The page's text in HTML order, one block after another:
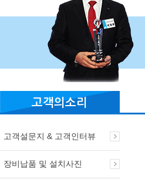
고객의소리
고객설문지 & 고객인터뷰
장비납품 및 설치사진